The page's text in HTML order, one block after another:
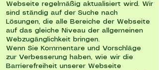
Webseite regelmäßig aktualisiert wird. Wir
sind ständig auf der Suche nach
Lösungen, die alle Bereiche der Webseite
auf das gleiche Niveau der allgemeinen
Webzugänglichkeit bringen.
Wenn Sie Kommentare und Vorschläge
zur Verbesserung haben, wie wir die
Barrierefreiheit unserer Webseite